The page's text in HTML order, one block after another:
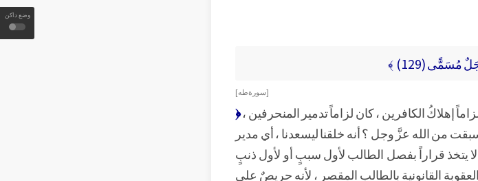
وضع داكن
(129) ﴾
[ سورة طه ]
إهلاكُ الكافرين ، كان لزاماً تدمير المنحرفين ،﴿
من الله عزَّ وجل ؟ أنه خلقنا ليسعدنا ، أي مدير
يتخذ قراراً بفصل الطالب لأول سببٍ أو لأول ذنبٍ
القانونية بالطالب المقصر ، لأنه حريصٌ على